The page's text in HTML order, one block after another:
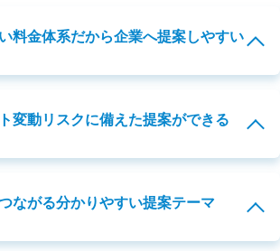
料金体系だから企業へ提案しやすい
変動リスクに備えた提案ができる
ながる分かりやすい提案テーマ